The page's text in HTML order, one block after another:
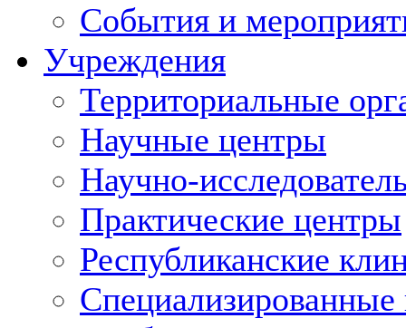
События и
Учреждения
Территориальные
Научные центры
Научно-
Практические центры
Республиканские